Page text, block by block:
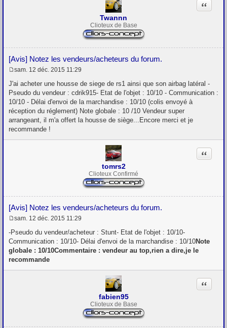
Twannn
Clioteux de Base
[Avis] Notez les vendeurs/acheteurs du forum.
Citation
e
s
a
g
e
sam. 12 déc. 2015 11:29
J'ai acheter une housse de siege de rs1 ainsi que son airbag latéral -
Pseudo du vendeur : cdrik915- Etat de l'objet : 10/10 - Communication :
10/10 - Délai d'envoi de la marchandise : 10/10 (colis envoyé à
réception du réglement) Note globale : 10 /10 Vendeur super
arrangeant, il m'a offert la housse de siège...Encore merci et je
recommande !
tomrs2
Clioteux Confirmé
[Avis] Notez les vendeurs/acheteurs du forum.
Citation
e
s
a
g
sam. 12 déc. 2015 11:29
-Pseudo du vendeur/acheteur : Stunt- Etat de l'objet : 10/10-
Communication : 10/10- Délai d'envoi de la marchandise : 10/10Note
globale : 10/10Commentaire : vendeur au top,rien a dire,je le
recommande
fabien95
Clioteux de Base
Citation